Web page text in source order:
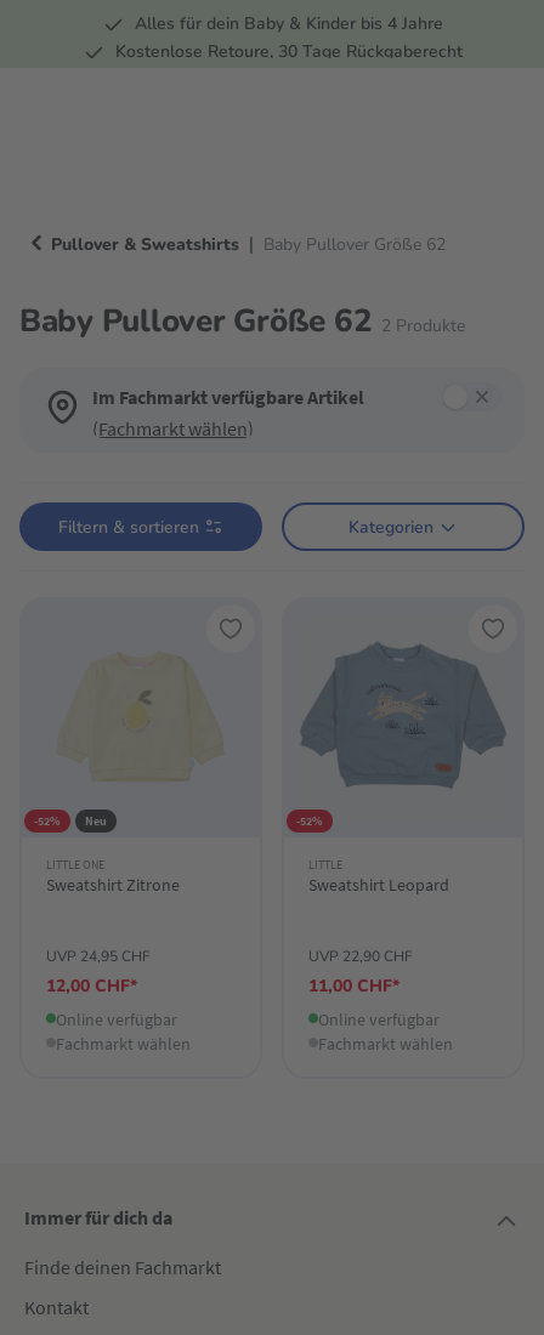
Zur Hauptnavigation springen
Alles für dein Baby & Kinder bis 4 Jahre
Kostenlose Retoure, 30 Tage Rückgaberecht
Pullover & Sweatshirts | Baby Pullover Größe 62
Baby Pullover Größe 62 2 Produkte
Im Fachmarkt verfügbare Artikel
(Fachmarkt wählen)
Filtern & sortieren Kategorien
-52% Neu
LITTLE ONE
Sweatshirt Zitrone
UVP 24,95 CHF
12,00 CHF*
Online verfügbar
Fachmarkt wählen
-52%
LITTLE
Sweatshirt Leopard
UVP 22,90 CHF
11,00 CHF*
Online verfügbar
Fachmarkt wählen
Immer für dich da
Finde deinen Fachmarkt
Kontakt